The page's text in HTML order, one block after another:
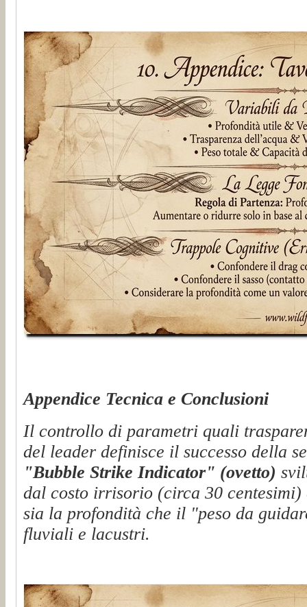
Appendice Tecnica e Conclusioni
Il controllo di parametri quali
del leader definisce il successo della
"Bubble Strike Indicator" (ovetto)
dal costo irrisorio (circa 30
sia la profondità che il "peso da
fluviali e lacustri.